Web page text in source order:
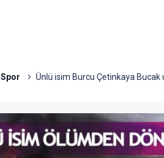
Spor Ünlü isim Burcu Çetinkaya Bucak